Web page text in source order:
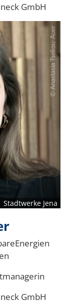
GmbH
Stadtwerke Jena
GmbH